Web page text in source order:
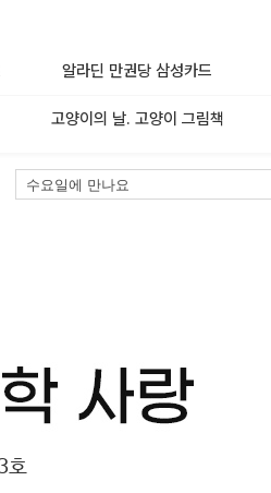
알라딘 만권당 삼성카드
고양이의 날. 고양이 그림책
호